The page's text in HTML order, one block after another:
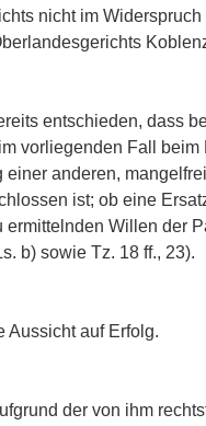
nicht im
entschieden, dass
vorliegenden Fall beim
anderen,
ist; ob eine
ermittelnden Willen der
b) sowie Tz. 18 ff., 23).
Aussicht auf Erfolg.
der von ihm